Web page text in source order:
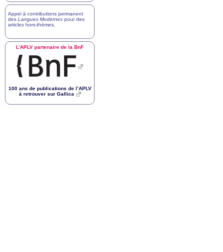
Appel à contributions permanent
des Langues Modernes pour des
articles hors-thèmes
L’APLV partenaire de la BnF
100 ans de publications de l’APLV
à retrouver sur Gallica